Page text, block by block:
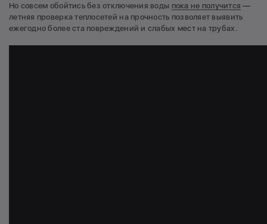
Но совсем обойтиcь без отключения воды пока не получится —
летняя проверка теплосетей на прочность позволяет выявить
ежегодно более ста повреждений и слабых мест на трубах.